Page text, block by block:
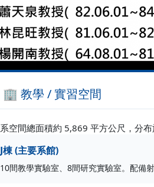
🏢 教學 / 實習空間
空間總面積約 5,869 平方公尺，分布
J棟 (主要系館)
10間教學實驗室、8間研究實驗室。配備